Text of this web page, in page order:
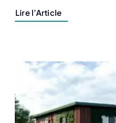
Lire l’Article